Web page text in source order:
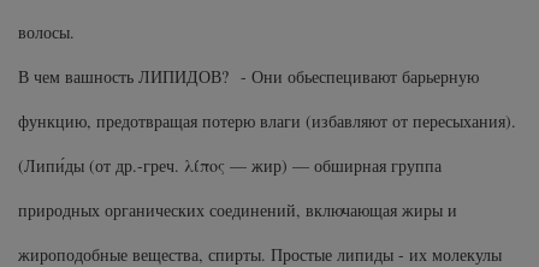
волосы.
В чем вашность ЛИПИДОВ? - Они обьеспецивают барьерную
функцию, предотвращая потерю влаги (избавляют от пересыхания).
(Липи́ды (от др.-греч. λίπος — жир) — обширная группа
природных органических соединений, включающая жиры и
жироподобные вещества, спирты. Простые липиды - их молекулы
Subtil Design - Серия стайлинг и нежный
Subtil Design Lab - Серия для
Subtil Global Lift - Глубокое восстановление
Tico Professional